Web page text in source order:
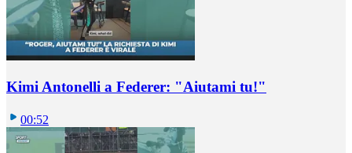
Kimi Antonelli a Federer: "Aiutami tu!"
00:52